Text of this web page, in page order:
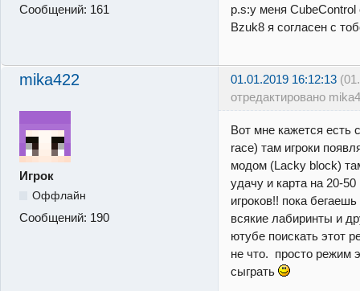
Сообщений: 161
p.s:у меня CubeControl
Bzuk8 я согласен с
mika422 01.01.2019 16:12:13
отредактировано
Игрок
Оффлайн
Сообщений: 190
Вот мне кажется есть
race) там игроки
модом (Lacky block)
удачу и карта на 20-50
игроков!! пока
всякие лабиринты и
ютубе поискать этот
не что. просто режим
сыграть